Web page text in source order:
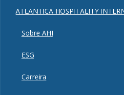
ATLANTICA HOSPITALITY
Sobre AHI
ESG
Carreira